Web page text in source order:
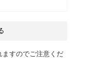
ますのでご注意くだ